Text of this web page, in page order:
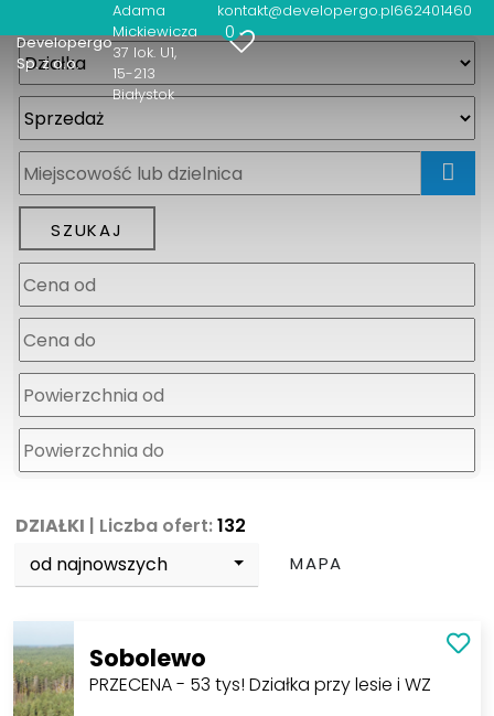
Developergo
Sp. z o.o.
Adama
Mickiewicza
37 lok. U1
15-213
Białystok
kontakt@developergo.pl662401460
0
DZIAŁKI | Liczba ofert:132
od najnowszych
MAPA
Sobolewo
PRZECENA - 53 tys! Działka przy lesie i WZ